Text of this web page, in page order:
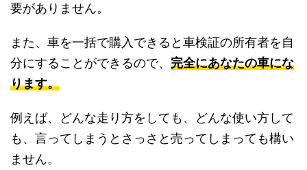
要がありません。
また、車を一括で購入できると車検証の所有者を自
分にすることができるので、 完全にあなたの車にな
ります。
例えば、どんな走り方をしても、どんな使い方して
も、言ってしまうとさっさと売ってしまっても構い
ません。